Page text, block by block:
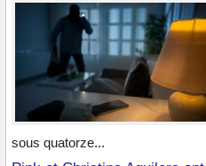
sous quatorze...